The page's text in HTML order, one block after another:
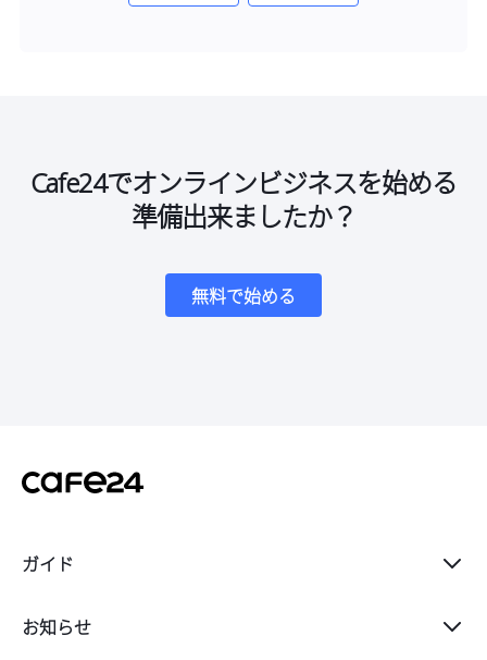
Cafe24でオンラインビジネスを始める
準備出来ましたか？
無料で始める
ガイド
スタート
お知らせ